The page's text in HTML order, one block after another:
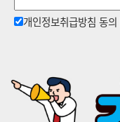
개인정보취급방침 동의